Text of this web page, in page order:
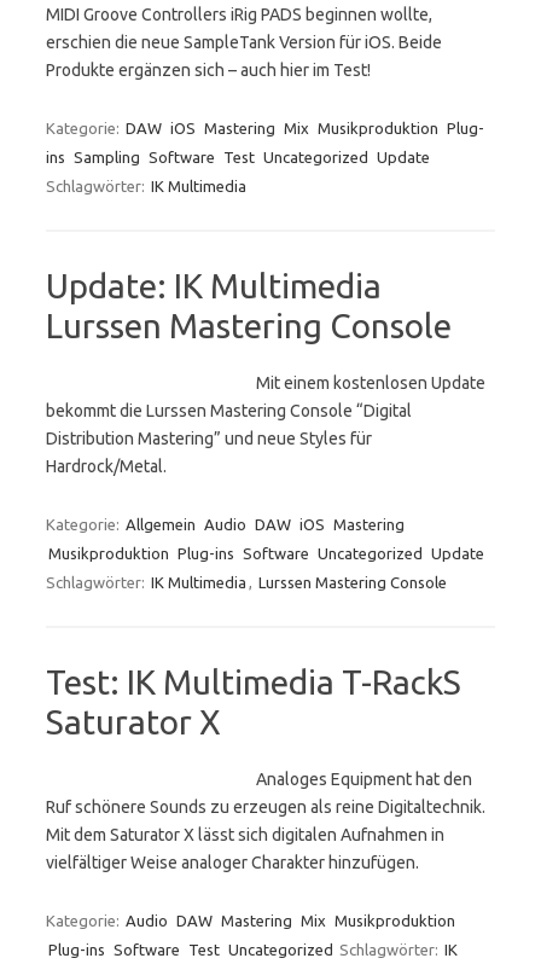
MIDI Groove Controllers iRig PADS beginnen wollte,
erschien die neue SampleTank Version für iOS. Beide
Produkte ergänzen sich – auch hier im Test!
Kategorie: DAW iOS Mastering Mix Musikproduktion Plug-
ins Sampling Software Test Uncategorized
Update
Schlagwörter: IK Multimedia
Update: IK Multimedia
Lurssen Mastering Console
Mit einem kostenlosen Update
bekommt die Lurssen Mastering Console “Digital
Distribution Mastering” und neue Styles für
Hardrock/Metal.
Kategorie: Allgemein Audio DAW iOS Mastering
Musikproduktion Plug-ins Software Uncategorized
Update
Schlagwörter: IK Multimedia , Lurssen Mastering Console
Test: IK Multimedia T-RackS
Saturator X
Analoges Equipment hat den
Ruf schönere Sounds zu erzeugen als reine Digitaltechnik.
Mit dem Saturator X lässt sich digitalen Aufnahmen in
vielfältiger Weise analoger Charakter hinzufügen.
Kategorie: Audio DAW Mastering Mix Musikproduktion
Plug-ins Software Test Uncategorized Schlagwörter: IK